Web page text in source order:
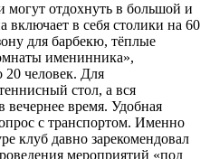
могут отдохнуть в большой и
в себя столики на 60
для барбекю, тёплые
именинника»,
человек. Для
стол, а вся
вечернее время. Удобная
с транспортом. Именно
клуб давно зарекомендовал
мероприятий «под